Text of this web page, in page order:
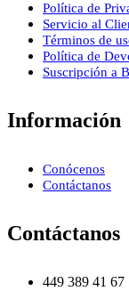
Política de
Servicio al
Términos de
Política de
Suscripción a
Información
Conócenos
Contáctanos
Contáctanos
449 389 41 67